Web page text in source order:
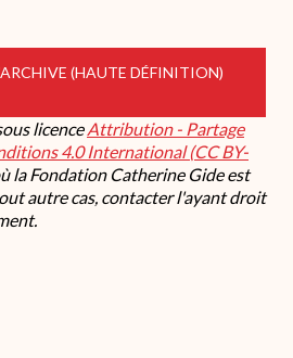
(HAUTE DÉFINITION)
licenceAttribution - Partage
4.0 International (CC BY-
la Fondation Catherine Gide est
autre cas, contacter l'ayant droit